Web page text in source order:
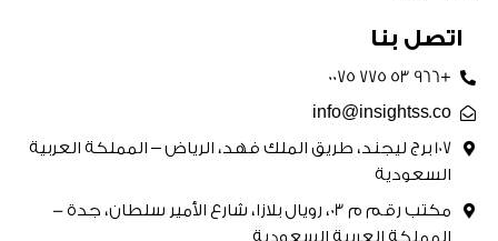
اتصل بنا
+966 53 775 0075
info@insightss.co
107 برج ليجند، طريق الملك فهد، الرياض – المملكة العربية
السعودية
مكتب رقم م 03، رويال بلازا، شارع الأمير سلطان، جدة -